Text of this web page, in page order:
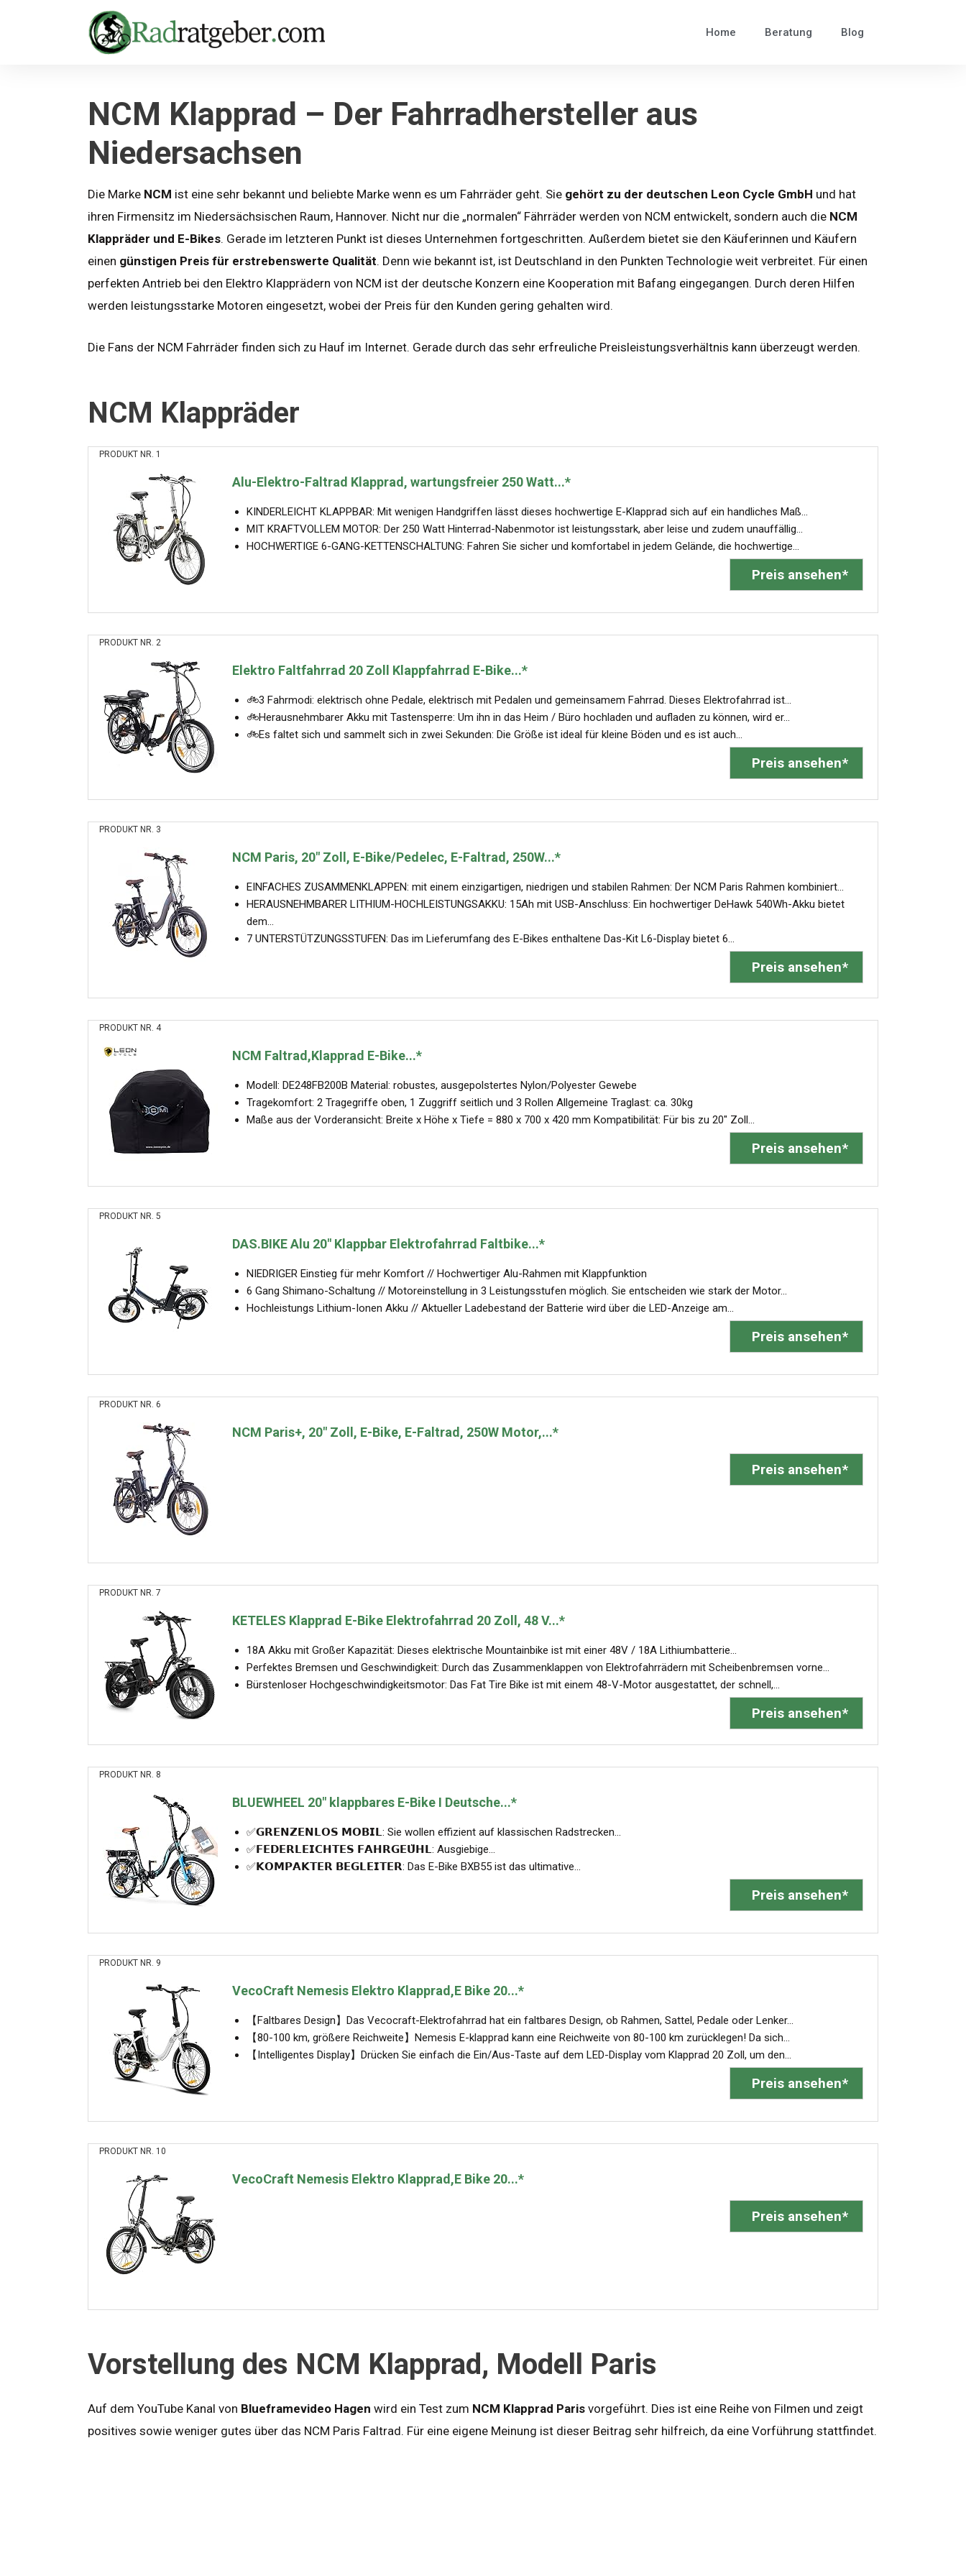
Home Beratung Blog
NCM Klapprad – Der Fahrradhersteller aus
Niedersachsen
Die Marke NCM ist eine sehr bekannt und beliebte Marke wenn es um Fahrräder geht. Sie gehört zu der deutschen Leon Cycle GmbH und hat
ihren Firmensitz im Niedersächsischen Raum, Hannover. Nicht nur die „normalen“ Fährräder werden von NCM entwickelt, sondern auch die NCM
Klappräder und E-Bikes. Gerade im letzteren Punkt ist dieses Unternehmen fortgeschritten. Außerdem bietet sie den Käuferinnen und Käufern
einen günstigen Preis für erstrebenswerte Qualität. Denn wie bekannt ist, ist Deutschland in den Punkten Technologie weit verbreitet. Für einen
perfekten Antrieb bei den Elektro Klapprädern von NCM ist der deutsche Konzern eine Kooperation mit Bafang eingegangen. Durch deren Hilfen
werden leistungsstarke Motoren eingesetzt, wobei der Preis für den Kunden gering gehalten wird.
Die Fans der NCM Fahrräder finden sich zu Hauf im Internet. Gerade durch das sehr erfreuliche Preisleistungsverhältnis kann überzeugt werden.
NCM Klappräder
PRODUKT NR. 1
Alu-Elektro-Faltrad Klapprad, wartungsfreier 250 Watt...*
KINDERLEICHT KLAPPBAR: Mit wenigen Handgriffen lässt dieses hochwertige E-Klapprad sich auf ein handliches Maß...
MIT KRAFTVOLLEM MOTOR: Der 250 Watt Hinterrad-Nabenmotor ist leistungsstark, aber leise und zudem unauffällig...
HOCHWERTIGE 6-GANG-KETTENSCHALTUNG: Fahren Sie sicher und komfortabel in jedem Gelände, die hochwertige...
Preis ansehen*
PRODUKT NR. 2
Elektro Faltfahrrad 20 Zoll Klappfahrrad E-Bike...*
🚲3 Fahrmodi: elektrisch ohne Pedale, elektrisch mit Pedalen und gemeinsamem Fahrrad. Dieses Elektrofahrrad ist...
🚲Herausnehmbarer Akku mit Tastensperre: Um ihn in das Heim / Büro hochladen und aufladen zu können, wird er...
🚲Es faltet sich und sammelt sich in zwei Sekunden: Die Größe ist ideal für kleine Böden und es ist auch...
Preis ansehen*
PRODUKT NR. 3
NCM Paris, 20" Zoll, E-Bike/Pedelec, E-Faltrad, 250W...*
EINFACHES ZUSAMMENKLAPPEN: mit einem einzigartigen, niedrigen und stabilen Rahmen: Der NCM Paris Rahmen kombiniert...
HERAUSNEHMBARER LITHIUM-HOCHLEISTUNGSAKKU: 15Ah mit USB-Anschluss: Ein hochwertiger DeHawk 540Wh-Akku bietet
dem...
7 UNTERSTÜTZUNGSSTUFEN: Das im Lieferumfang des E-Bikes enthaltene Das-Kit L6-Display bietet 6...
Preis ansehen*
PRODUKT NR. 4
NCM Faltrad,Klapprad E-Bike...*
Modell: DE248FB200B Material: robustes, ausgepolstertes Nylon/Polyester Gewebe
Tragekomfort: 2 Tragegriffe oben, 1 Zuggriff seitlich und 3 Rollen Allgemeine Traglast: ca. 30kg
Maße aus der Vorderansicht: Breite x Höhe x Tiefe = 880 x 700 x 420 mm Kompatibilität: Für bis zu 20" Zoll...
Preis ansehen*
PRODUKT NR. 5
DAS.BIKE Alu 20" Klappbar Elektrofahrrad Faltbike...*
NIEDRIGER Einstieg für mehr Komfort // Hochwertiger Alu-Rahmen mit Klappfunktion
6 Gang Shimano-Schaltung // Motoreinstellung in 3 Leistungsstufen möglich. Sie entscheiden wie stark der Motor...
Hochleistungs Lithium-Ionen Akku // Aktueller Ladebestand der Batterie wird über die LED-Anzeige am...
Preis ansehen*
PRODUKT NR. 6
NCM Paris+, 20" Zoll, E-Bike, E-Faltrad, 250W Motor,...*
Preis ansehen*
PRODUKT NR. 7
KETELES Klapprad E-Bike Elektrofahrrad 20 Zoll, 48 V...*
18A Akku mit Großer Kapazität: Dieses elektrische Mountainbike ist mit einer 48V / 18A Lithiumbatterie...
Perfektes Bremsen und Geschwindigkeit: Durch das Zusammenklappen von Elektrofahrrädern mit Scheibenbremsen vorne...
Bürstenloser Hochgeschwindigkeitsmotor: Das Fat Tire Bike ist mit einem 48-V-Motor ausgestattet, der schnell,...
Preis ansehen*
PRODUKT NR. 8
BLUEWHEEL 20" klappbares E-Bike I Deutsche...*
✅𝗚𝗥𝗘𝗡𝗭𝗘𝗡𝗟𝗢𝗦 𝗠𝗢𝗕𝗜𝗟: Sie wollen effizient auf klassischen Radstrecken...
✅𝗙𝗘𝗗𝗘𝗥𝗟𝗘𝗜𝗖𝗛𝗧𝗘𝗦 𝗙𝗔𝗛𝗥𝗚𝗘𝗨̈𝗛𝗟: Ausgiebige...
✅𝗞𝗢𝗠𝗣𝗔𝗞𝗧𝗘𝗥 𝗕𝗘𝗚𝗟𝗘𝗜𝗧𝗘𝗥: Das E-Bike BXB55 ist das ultimative...
Preis ansehen*
PRODUKT NR. 9
VecoCraft Nemesis Elektro Klapprad,E Bike 20...*
【Faltbares Design】Das Vecocraft-Elektrofahrrad hat ein faltbares Design, ob Rahmen, Sattel, Pedale oder Lenker...
【80-100 km, größere Reichweite】Nemesis E-klapprad kann eine Reichweite von 80-100 km zurücklegen! Da sich...
【Intelligentes Display】Drücken Sie einfach die Ein/Aus-Taste auf dem LED-Display vom Klapprad 20 Zoll, um den...
Preis ansehen*
PRODUKT NR. 10
VecoCraft Nemesis Elektro Klapprad,E Bike 20...*
Preis ansehen*
Vorstellung des NCM Klapprad, Modell Paris
Auf dem YouTube Kanal von Blueframevideo Hagen wird ein Test zum NCM Klapprad Paris vorgeführt. Dies ist eine Reihe von Filmen und zeigt
positives sowie weniger gutes über das NCM Paris Faltrad. Für eine eigene Meinung ist dieser Beitrag sehr hilfreich, da eine Vorführung stattfindet.